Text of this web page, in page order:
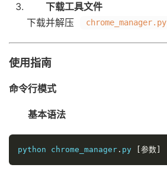
下载工具文件
下载并解压
chrome_manager.py
使用指南
命令行模式
基本语法
python chrome_manager . py [参数]